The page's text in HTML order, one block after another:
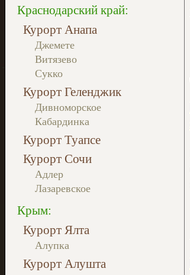
Краснодарский край:
Курорт Анапа
Джемете
Витязево
Сукко
Курорт Геленджик
Дивноморское
Кабардинка
Курорт Туапсе
Курорт Сочи
Адлер
Лазаревское
Крым:
Курорт Ялта
Алупка
Курорт Алушта